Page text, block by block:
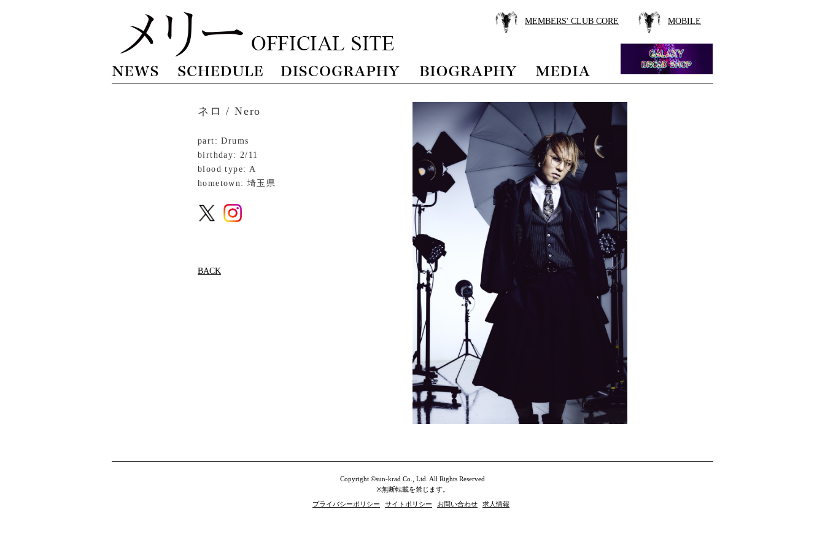
MOBILE
MEMBERS' CLUB CORE
ネロ / Nero
part: Drums
birthday: 2/11
blood type: A
hometown: 埼玉県
BACK
Copyright ©sun-krad Co., Ltd. All Rights Reserved
※無断転載を禁じます。
プライバシーポリシー
サイトポリシー お問い合わせ 求人情報